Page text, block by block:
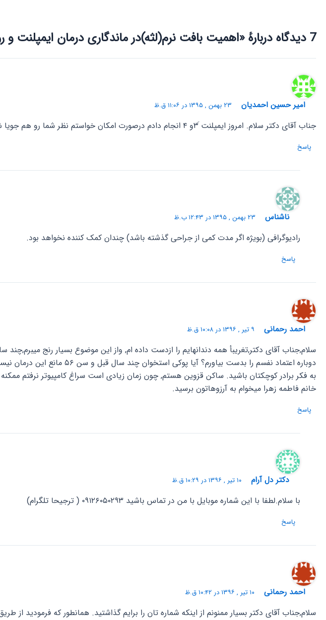
7 دیدگاه دربارهٔ «اهمیت بافت نرم(لثه)در ماندگاری درمان ایمپلنت و روکش ها»
امیر حسین احمدیان ۲۳ بهمن , ۱۳۹۵ در ۱۱:۰۶ ق.ظ
جناب آقای دکتر سلام. امروز ایمپلنت َ۳و ۴ انجام دادم درصورت امکان خواستم نظر شما رو هم جویا شوم. عکس مربوطه رو بعد از دریافت برای شما ارسال میکنم.
پاسخ
ناشناس ۲۳ بهمن , ۱۳۹۵ در ۱۲:۴۳ ب.ظ
رادیوگرافی (بویژه اگر مدت کمی از جراحی گذشته باشد) چندان کمک کننده نخواهد بود.
پاسخ
احمد رحمانی ۹ تیر , ۱۳۹۶ در ۱۰:۰۸ ق.ظ
سلام,جناب آقای دکتر,تغریبأ همه دندانهایم را ازدست داده ام, واز این موضوع بسیار رنج
دوباره اعتماد نفسم را بدست
به فکر برادر کوچکتان باشید. ساکن قزوین هستم, چون زمان زیادی است سراغ کامپیوتر نرفتم ممکنه
خانم فاطمه زهرا میخوام به آرزوهاتون برسید.
پاسخ
دکتر دل آرام ۱۰ تیر , ۱۳۹۶ در ۱۰:۲۹ ق.ظ
با سلام.لطفا با این شماره موبایل با من در تماس باشید ۰۹۱۲۶۰۵۰۲۹۳ ( ترجیحا تلگرام)
پاسخ
احمد رحمانی ۱۰ تیر , ۱۳۹۶ در ۱۰:۴۲ ق.ظ
سلام,جناب آقای دکتر بسیار ممنونم از اینکه شماره تان را برایم گذاشتید. همانطور که فرمودید از